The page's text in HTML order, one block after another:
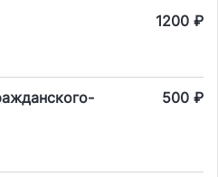
1200 ₽
500 ₽